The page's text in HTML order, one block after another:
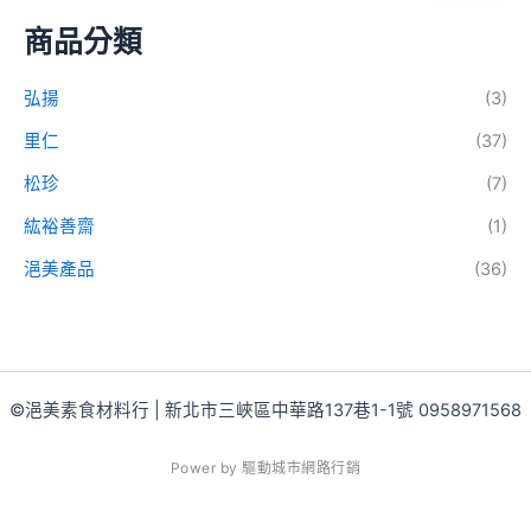
商品分類
弘揚
(3)
里仁
(37)
松珍
(7)
紘裕善齋
(1)
浥美產品
(36)
©浥美素食材料行 | 新北市三峽區中華路137巷1-1號 0958971568
Power by 驅動城市網路行銷